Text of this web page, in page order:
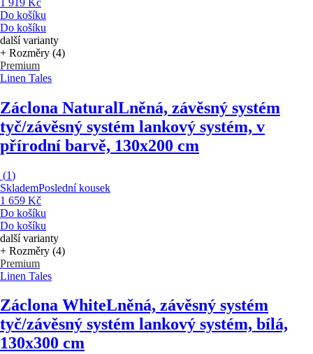
Do košíku
Do košíku
další varianty
+ Rozměry (4)
Premium
Linen Tales
Záclona NaturalLněná, závěsný systém
tyč/závěsný systém lankový systém, v
přírodní barvě, 130x200 cm
(1)
SklademPoslední kousek
1 659 Kč
Do košíku
Do košíku
další varianty
+ Rozměry (4)
Premium
Linen Tales
Záclona WhiteLněná, závěsný systém
tyč/závěsný systém lankový systém, bílá,
130x300 cm